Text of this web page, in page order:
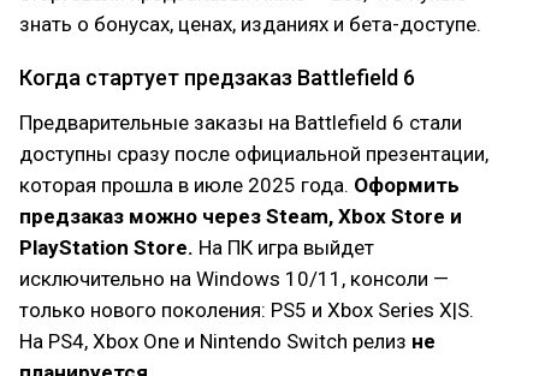
знать о бонусах, ценах, изданиях и бета-доступе.
Когда стартует предзаказ Battlefield 6
Предварительные заказы на Battlefield 6 стали
доступны сразу после официальной презентации,
которая прошла в июле 2025 года. Оформить
предзаказ можно через Steam, Xbox Store и
PlayStation Store. На ПК игра выйдет
исключительно на Windows 10/11, консоли —
только нового поколения: PS5 и Xbox Series X|S.
На PS4, Xbox One и Nintendo Switch релиз не